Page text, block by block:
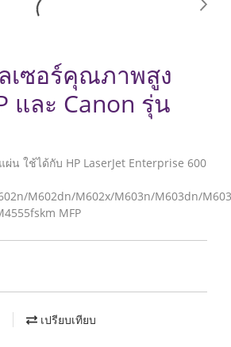
เซอร์คุณภาพสูง
และ Canon รุ่น
ผ่น ใช้ได้กับ HP LaserJet Enterprise 600
M602dn/M602x/M603n/M603dn/
MFP
เปรียบเทียบ